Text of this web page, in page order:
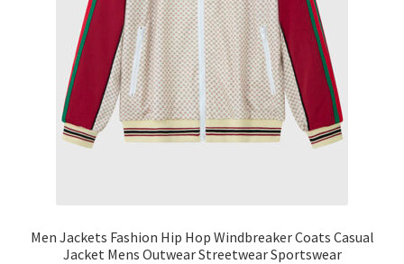
Men Jackets Fashion Hip Hop Windbreaker Coats Casual
Jacket Mens Outwear Streetwear Sportswear